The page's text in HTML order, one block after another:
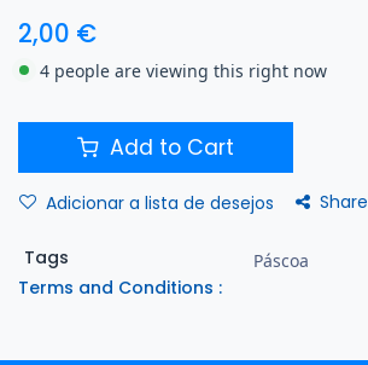
2,00 €
4 people are viewing this right now
Add to Cart
Adicionar a lista de desejos Share
Tags Páscoa
Terms and Conditions :